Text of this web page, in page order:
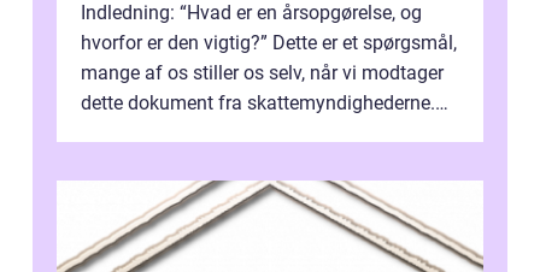
Indledning: “Hvad er en årsopgørelse, og
hvorfor er den vigtig?” Dette er et spørgsmål,
mange af os stiller os selv, når vi modtager
dette dokument fra skattemyndighederne.